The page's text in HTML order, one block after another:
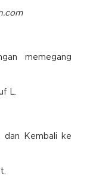
memegang
L.
dan Kembali ke